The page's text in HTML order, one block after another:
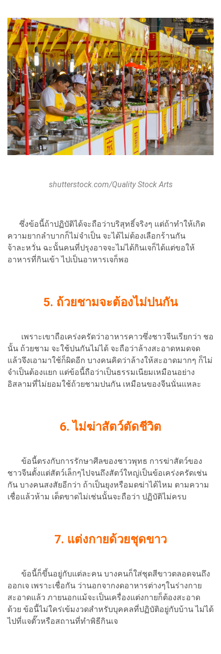
shutterstock.com/Quality Stock Arts
ซึ่งข้อนี้ถ้าปฏิบัติได้จะถือว่าบริสุทธิ์จริงๆ แต่ถ้าทำให้เกิด
ความยากลำบากก็ไม่จำเป็น จะได้ไม่ต้องเลือกร้านกัน
จ้าละหวั่น ฉะนั้นคนที่ปรุงอาจจะไม่ได้กินเจก็ได้แต่ขอให้
อาหารที่กินเข้า ไปเป็นอาหารเจก็พอ
5. ถ้วยชามจะต้องไม่ปนกัน
เพราะเขาถือเคร่งครัดว่าอาหารคาวซึ่งชาวจีนเรียกว่า ชอ
นั้น ถ้วยชาม จะใช้ปนกันไม่ได้ จะถือว่าล้างสะอาดหมดจด
แล้วจึงเอามาใช้ก็ผิดอีก บางคนคิดว่าล้างให้สะอาดมากๆ ก็ไม่
จำเป็นต้องแยก แต่ข้อนี้ถือว่าเป็นธรรมเนียมเหมือนอย่าง
อิสลามที่ไม่ยอมใช้ถ้วยชามปนกัน เหมือนของจีนนั่นแหละ
6.ไม่ฆ่าสัตว์ตัดชีวิต
ข้อนี้ตรงกับการรักษาศีลของชาวพุทธ การฆ่าสัตว์ของ
ชาวจีนตั้งแต่สัตว์เล็กๆไปจนถึงสัตว์ใหญ่เป็นข้อเคร่งครัดเช่น
กัน บางคนสงสัยอีกว่า ถ้าเป็นยุงหรือมดฆ่าได้ไหม ตามความ
เชื่อแล้วห้าม เด็ดขาดไม่เช่นนั้นจะถือว่า ปฏิบัติไม่ครบ
7. แต่งกายด้วยชุดขาว
ข้อนี้ก็ขึ้นอยู่กับแต่ละคน บางคนก็ใส่ชุดสีขาวตลอดจนถึง
ออกเจ เพราะเชื่อกัน ว่านอกจากงดอาหารต่างๆในร่างกาย
สะอาดแล้ว ภายนอกแม้จะเป็นเครื่องแต่งกายก็ต้องสะอาด
ด้วย ข้อนี้ไม่ใคร่เข้มงวดสำหรับบุคคลที่ปฏิบัติอยู่กับบ้าน ไม่ได้
ไปที่แจตั๊วหรือสถานที่ทำพิธีกินเจ